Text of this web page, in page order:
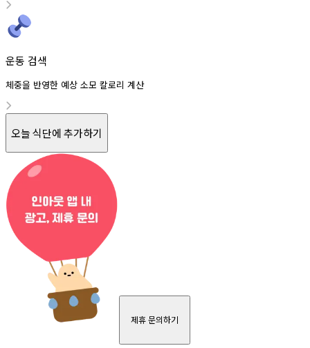
운동 검색
체중을 반영한 예상 소모 칼로리 계산
오늘 식단에 추가하기
제휴 문의하기